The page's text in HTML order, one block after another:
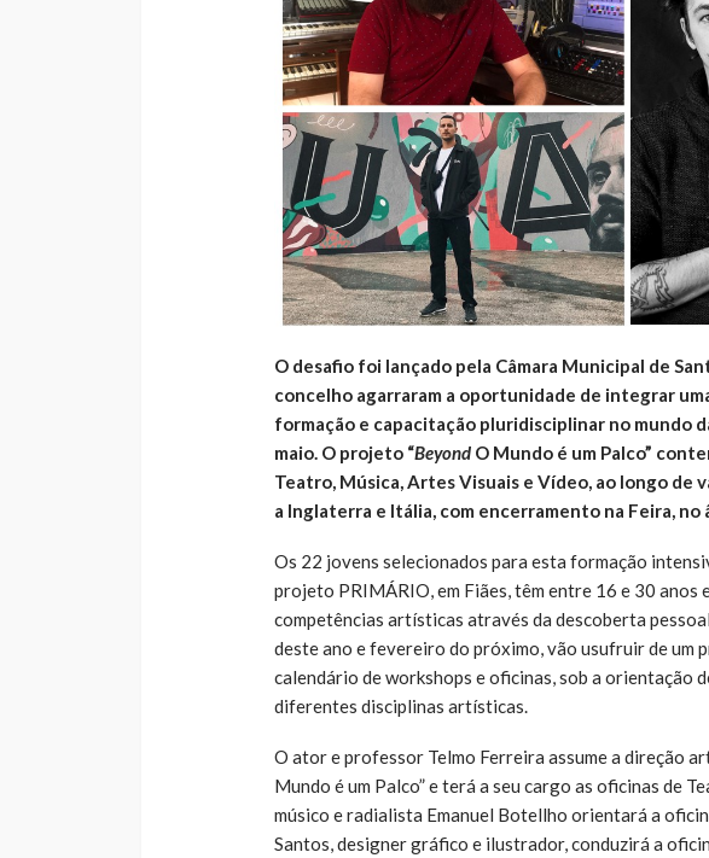
O desafio foi lançado pela Câmara Municipal de
concelho agarraram a oportunidade de integrar
formação e capacitação pluridisciplinar no mundo
maio. O projeto “Beyond O Mundo é um Palco”
Teatro, Música, Artes Visuais e Vídeo, ao longo de
a Inglaterra e Itália, com encerramento na Feira, no
Os 22 jovens selecionados para esta formação
projeto PRIMÁRIO, em Fiães, têm entre 16 e 30 anos
competências artísticas através da descoberta
deste ano e fevereiro do próximo, vão usufruir de um
calendário de workshops e oficinas, sob a orientação
diferentes disciplinas artísticas.
O ator e professor Telmo Ferreira assume a direção
Mundo é um Palco” e terá a seu cargo as oficinas de
músico e radialista Emanuel Botellho orientará a
Santos, designer gráfico e ilustrador, conduzirá a